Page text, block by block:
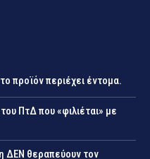
προϊόν περιέχει έντομα.
ΠτΔ που «φιλιέται» με
ΔΕΝ θεραπεύουν τον